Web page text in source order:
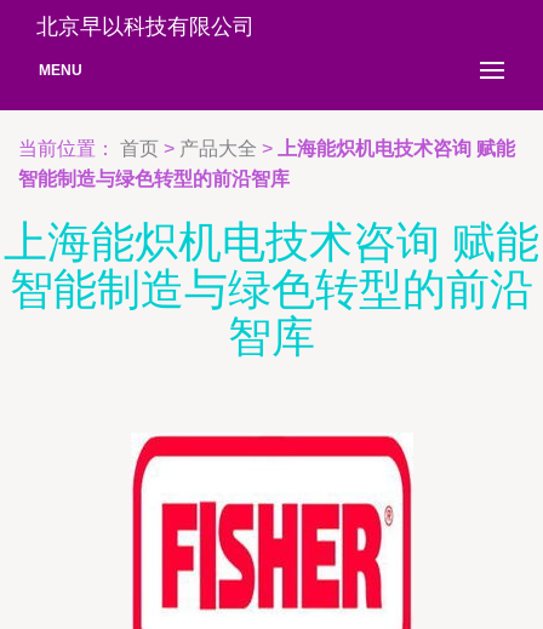
北京早以科技有限公司
MENU
当前位置： 首页 > 产品大全 >
上海能炽机电技术咨询 赋能
智能制造与绿色转型的前沿智库
上海能炽机电技术咨询 赋能
智能制造与绿色转型的前沿
智库